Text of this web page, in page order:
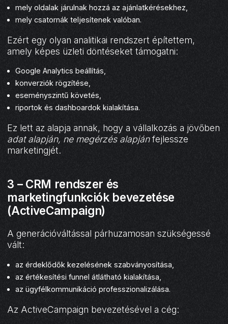
mely oldalak járulnak hozzá az ajánlatkérésekhez,
mely csatornák teljesítenek valóban.
Ezért egy olyan analitikai rendszert építettem,
amely képes üzleti döntéseket támogatni:
Google Analytics beállítás,
konverziók rögzítése,
eseményszintű követés,
riportok és dashboardok kialakítása.
Ez lett az alapja annak, hogy a vállalkozás a jövőben
adat alapján, ne megérzés alapjánfejlessze
marketingjét.
3 – CRM rendszer és
marketingfunkciók bevezetése
(ActiveCampaign)
A generációváltással párhuzamosan szükségessé
vált:
az érdeklődők kezelésének szabványosítása,
az értékesítési funnel átlátható kialakítása,
az ügyfélkommunikáció professzionalizálása.
Az ActiveCampaign bevezetésével a cég: